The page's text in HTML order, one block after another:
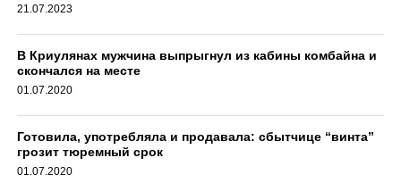
21.07.2023
В Криулянах мужчина выпрыгнул из кабины комбайна и
скончался на месте
01.07.2020
Готовила, употребляла и продавала: сбытчице “винта”
грозит тюремный срок
01.07.2020